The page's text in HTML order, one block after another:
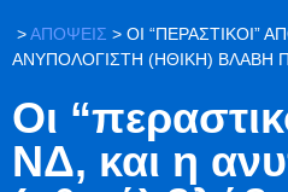
>ΑΠΟΨΕΙΣ > ΟΙ “ΠΕΡΑΣΤΙΚΟΊ”
ΑΝΥΠΟΛΌΓΙΣΤΗ (ΗΘΙΚΉ) ΒΛΆΒΗ
Οι
ΝΔ, και η